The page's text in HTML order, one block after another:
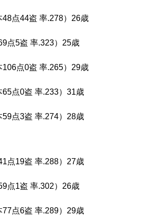
48点44盗 率.278）26歳
点5盗 率.323）25歳
106点0盗 率.265）29歳
65点0盗 率.233）31歳
59点3盗 率.274）28歳
点19盗 率.288）27歳
点1盗 率.302）26歳
77点6盗 率.289）29歳